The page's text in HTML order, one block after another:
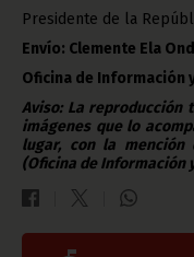
Presidente de la
Envío: Clemente Ela
Oficina de Información
Aviso: La
imágenes que lo
lugar, con la
(Oficina de Información